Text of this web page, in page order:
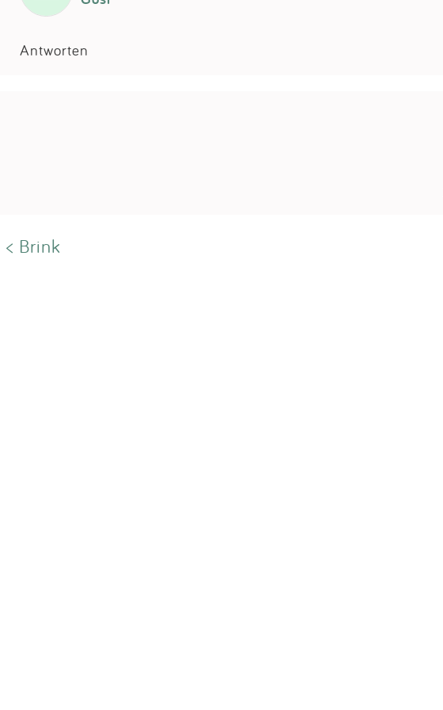
Antworten
< Brink